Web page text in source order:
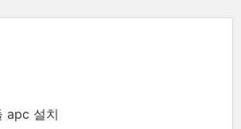
apc 설치